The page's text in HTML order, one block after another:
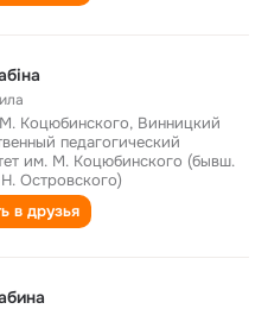
Коцюбинского, Винницкий
педагогический
им. М. Коцюбинского (бывш.
Островского)
в друзья